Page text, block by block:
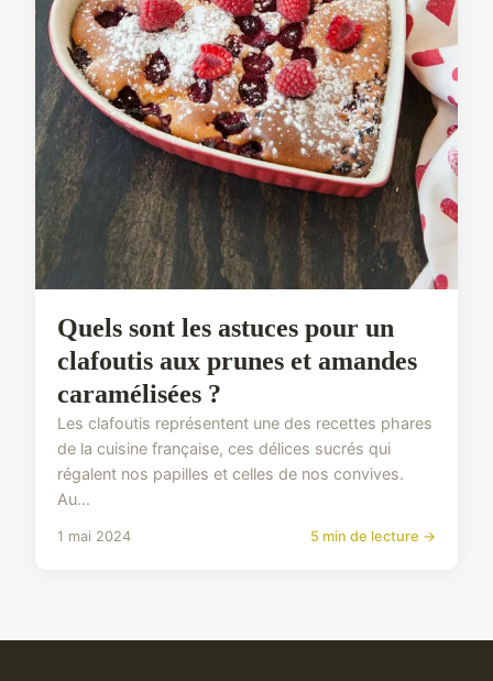
Quels sont les astuces pour un
clafoutis aux prunes et amandes
caramélisées ?
Les clafoutis représentent une des recettes phares
de la cuisine française, ces délices sucrés qui
régalent nos papilles et celles de nos convives.
Au...
1 mai 2024 5 min de lecture →